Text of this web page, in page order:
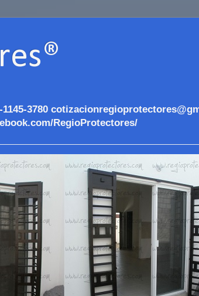
1145-3780
RegioProtectores/